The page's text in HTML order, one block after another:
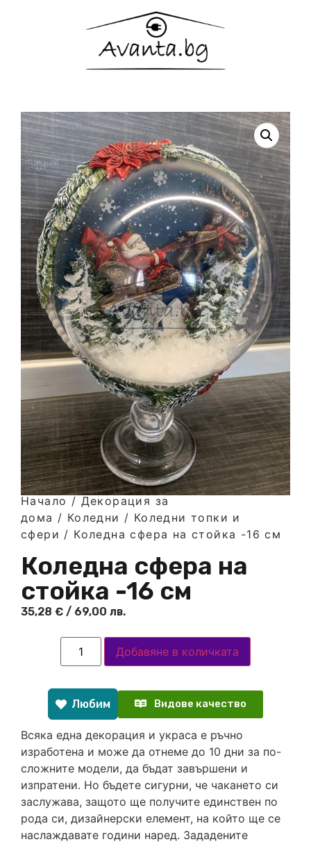
Начало / Декорация за
дома / Коледни / Коледни топки и
сфери / Коледна сфера на стойка -16 см
Коледна сфера на
стойка -16 см
35,28 € / 69,00 лв.
Добавяне в количката
Любим Видове качество
Всяка една декорация и украса е ръчно
изработена и може да отнеме до 10 дни за по-
сложните модели, да бъдат завършени и
изпратени. Но бъдете сигурни, че чакането си
заслужава, защото ще получите единствен по
рода си, дизайнерски елемент, на който ще се
наслаждавате години наред. Зададените